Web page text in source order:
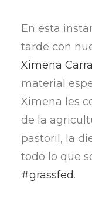
En esta
tarde con
Ximena
material
Ximena les
de la
pastoril, la
todo lo que
#grassfed.